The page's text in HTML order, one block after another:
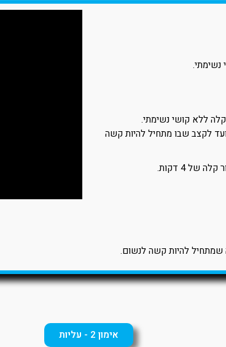
ללא קושי נשימתי.
לקצב שבו מתחיל להיות קשה
להיות קשה לנשום.
אימון 2 - עליות